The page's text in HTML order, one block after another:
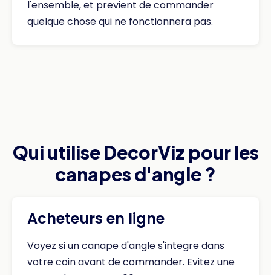
l'ensemble, et previent de commander
quelque chose qui ne fonctionnera pas.
Qui utilise DecorViz pour les
canapes d'angle ?
Acheteurs en ligne
Voyez si un canape d'angle s'integre dans
votre coin avant de commander. Evitez une